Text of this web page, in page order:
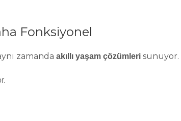
Fonksiyonel
zamanda akıllı yaşam çözümleri sunuyor.